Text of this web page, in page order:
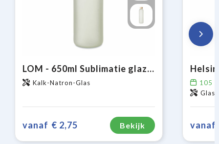
LOM - 650ml Sublimatie glazen fles
Kalk-Natron-Glas
vanaf € 2,75 Bekijk
105
Glas
vanaf